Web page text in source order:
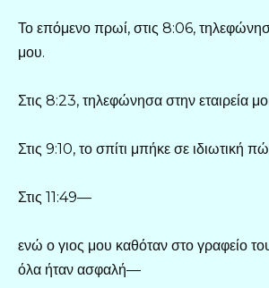
Το επόμενο πρωί, στις 8:06,
μου.
Στις 8:23, τηλεφώνησα στην εταιρεία
Στις 9:10, το σπίτι μπήκε σε ιδιωτική
Στις 11:49—
ενώ ο γιος μου καθόταν στο γραφείο
όλα ήταν ασφαλή—